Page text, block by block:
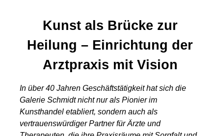
Kunst als Brücke zur
Heilung – Einrichtung der
Arztpraxis mit Vision
In über 40 Jahren Geschäftstätigkeit hat sich die
Galerie Schmidt nicht nur als Pionier im
Kunsthandel etabliert, sondern auch als
vertrauenswürdiger Partner für Ärzte und